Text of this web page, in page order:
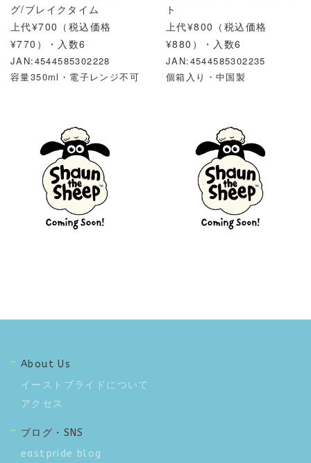
グ/ブレイクタイム
上代¥700（税込価格
¥770）・ 入数6
JAN:4544585302228
容量350ml・電子レンジ不可
ト
上代¥800（税込価格
¥880）・ 入数6
JAN:4544585302235
個箱入り・中国製
About Us
イーストプライドについて
アクセス
ブログ・SNS
eastpride blog